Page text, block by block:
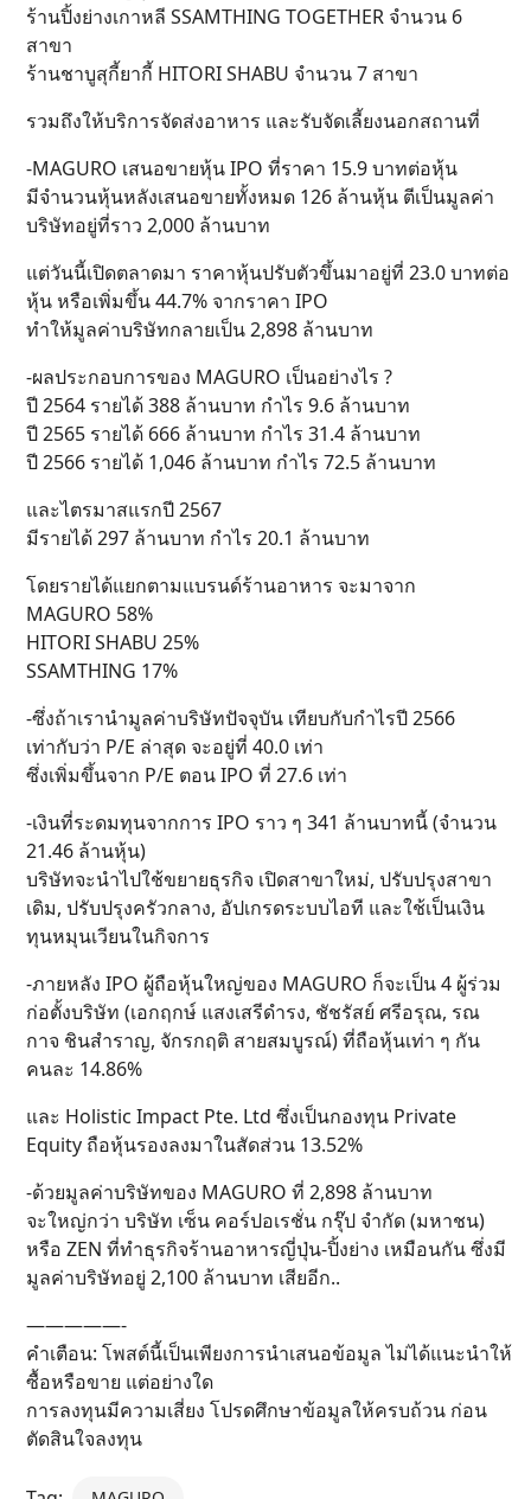
ร้านปิ้งย่างเกาหลี SSAMTHING TOGETHER จำนวน 6
สาขา
ร้านชาบูสุกี้ยากี้ HITORI SHABU จำนวน 7 สาขา
รวมถึงให้บริการจัดส่งอาหาร และรับจัดเลี้ยงนอกสถานที่
-MAGURO เสนอขายหุ้น IPO ที่ราคา 15.9 บาทต่อหุ้น
มีจำนวนหุ้นหลังเสนอขายทั้งหมด 126 ล้านหุ้น ตีเป็นมูลค่า
บริษัทอยู่ที่ราว 2,000 ล้านบาท
แต่วันนี้เปิดตลาดมา ราคาหุ้นปรับตัวขึ้นมาอยู่ที่ 23.0 บาทต่อ
หุ้น หรือเพิ่มขึ้น 44.7% จากราคา IPO
ทำให้มูลค่าบริษัทกลายเป็น 2,898 ล้านบาท
-ผลประกอบการของ MAGURO เป็นอย่างไร ?
ปี 2564 รายได้ 388 ล้านบาท กำไร 9.6 ล้านบาท
ปี 2565 รายได้ 666 ล้านบาท กำไร 31.4 ล้านบาท
ปี 2566 รายได้ 1,046 ล้านบาท กำไร 72.5 ล้านบาท
และไตรมาสแรกปี 2567
มีรายได้ 297 ล้านบาท กำไร 20.1 ล้านบาท
โดยรายได้แยกตามแบรนด์ร้านอาหาร จะมาจาก
MAGURO 58%
HITORI SHABU 25%
SSAMTHING 17%
-ซึ่งถ้าเรานำมูลค่าบริษัทปัจจุบัน เทียบกับกำไรปี 2566
เท่ากับว่า P/E ล่าสุด จะอยู่ที่ 40.0 เท่า
ซึ่งเพิ่มขึ้นจาก P/E ตอน IPO ที่ 27.6 เท่า
-เงินที่ระดมทุนจากการ IPO ราว ๆ 341 ล้านบาทนี้ (จำนวน
21.46 ล้านหุ้น)
บริษัทจะนำไปใช้ขยายธุรกิจ เปิดสาขาใหม่, ปรับปรุงสาขา
เดิม, ปรับปรุงครัวกลาง, อัปเกรดระบบไอที และใช้เป็นเงิน
ทุนหมุนเวียนในกิจการ
-ภายหลัง IPO ผู้ถือหุ้นใหญ่ของ MAGURO ก็จะเป็น 4 ผู้ร่วม
ก่อตั้งบริษัท (เอกฤกษ์ แสงเสรีดำรง, ชัชรัสย์ ศรีอรุณ, รณ
กาจ ชินสำราญ, จักรกฤติ สายสมบูรณ์) ที่ถือหุ้นเท่า ๆ กัน
คนละ 14.86%
และ Holistic Impact Pte. Ltd ซึ่งเป็นกองทุน Private
Equity ถือหุ้นรองลงมาในสัดส่วน 13.52%
-ด้วยมูลค่าบริษัทของ MAGURO ที่ 2,898 ล้านบาท
จะใหญ่กว่า บริษัท เซ็น คอร์ปอเรชั่น กรุ๊ป จำกัด (มหาชน)
หรือ ZEN ที่ทำธุรกิจร้านอาหารญี่ปุ่น-ปิ้งย่าง เหมือนกัน ซึ่งมี
มูลค่าบริษัทอยู่ 2,100 ล้านบาท เสียอีก..
—————-
คำเตือน: โพสต์นี้เป็นเพียงการนำเสนอข้อมูล ไม่ได้แนะนำให้
ซื้อหรือขาย แต่อย่างใด
การลงทุนมีความเสี่ยง โปรดศึกษาข้อมูลให้ครบถ้วน ก่อน
ตัดสินใจลงทุน